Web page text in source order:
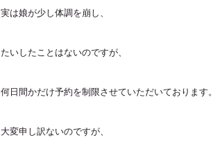
実は娘が少し体調を崩し、
たいしたことはないのですが、
何日間かだけ予約を制限させていただいております。
大変申し訳ないのですが、